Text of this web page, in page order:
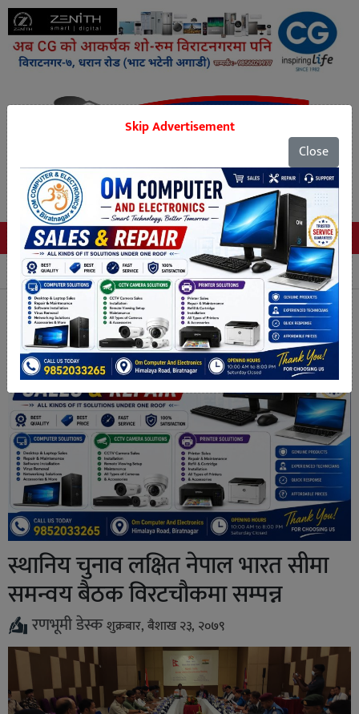
Tags
स्थानिय चुनाव लक्षित नेपाल भारत सीमा
समन्वय बैठक विरटचौकमा सम्पन्न
रणभूमी डेस्कशुक्रबार, बैशाख २३, २०७९
Skip Advertisement
Close